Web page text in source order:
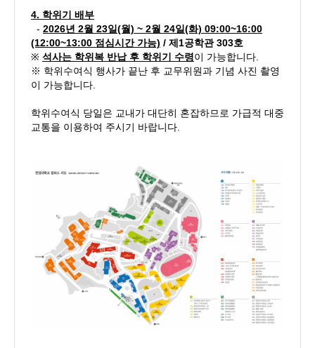
4. 학위기 배부
- 2026년 2월 23일(월) ~ 2월 24일(화) 09:00~16:00
(12:00~13:00 점심시간 가능) / 제1공학관 303호
※ 석사는 학위복 반납 후 학위기 수령이 가능합니다.
※ 학위수여식 행사가 끝난 후 교무위원과 기념 사진 촬영
이 가능합니다.
학위수여식 당일은 교내가 대단히 혼잡하므로 가급적 대중
교통을 이용하여 주시기 바랍니다.